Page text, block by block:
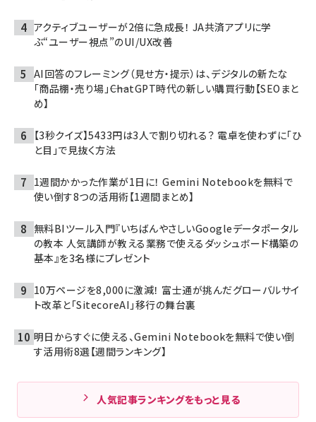
アクティブユーザーが2倍に急成長！ JA共済アプリに学
ぶ“ユーザー視点”のUI/UX改善
AI回答のフレーミング（見せ方・提示）は、デジタルの新たな
「商品棚・売り場」――ChatGPT時代の新しい購買行動【SEOまと
め】
【3秒クイズ】5433円は3人で割り切れる？ 電卓を使わずに「ひ
と目」で見抜く方法
1週間かかった作業が1日に！ Gemini Notebookを無料で
使い倒す8つの活用術【1週間まとめ】
無料BIツール入門『いちばんやさしいGoogleデータポータル
の教本 人気講師が教える業務で使えるダッシュボード構築の
基本』を3名様にプレゼント
10万ページを8,000に激減！ 富士通が挑んだグローバルサイ
ト改革と「SitecoreAI」移行の舞台裏
明日からすぐに使える、Gemini Notebookを無料で使い倒
す活用術8選【週間ランキング】
人気記事ランキングをもっと見る